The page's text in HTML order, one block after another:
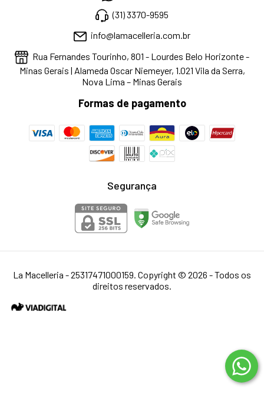
(31) 3370-9595
info@lamacelleria.com.br
Rua Fernandes Tourinho, 801 - Lourdes Belo Horizonte -
Minas Gerais | Alameda Oscar Niemeyer, 1.021 Vila da Serra,
Nova Lima – Minas Gerais
Formas de pagamento
Segurança
La Macelleria - 25317471000159. Copyright © 2026 - Todos os
direitos reservados.